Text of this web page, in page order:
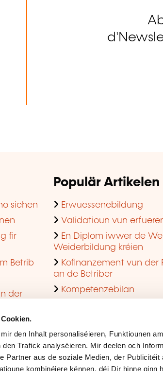
den Inhalt personaliséieren, Funktiounen
den Trafick analyséieren. Mir deelen och
Partner aus de soziale Medien, der
kombinéiere kënnen, déi Dir hinne ginn
sichen
fir
Betrib
der
Populär Artikelen
Erwuessenebildung
Validatioun vun
En Diplom iwwer de
Weiderbildung kréien
Kofinanzement vun der
an de Betriber
Kompetenzebilan